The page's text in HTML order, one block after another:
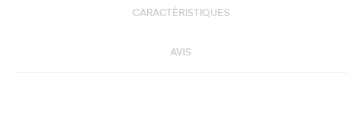
CARACTÉRISTIQUES
AVIS